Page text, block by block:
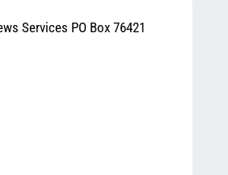
Services PO Box 76421